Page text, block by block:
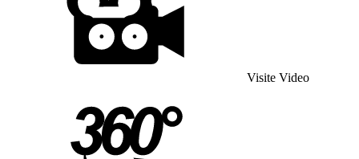
Visite Video